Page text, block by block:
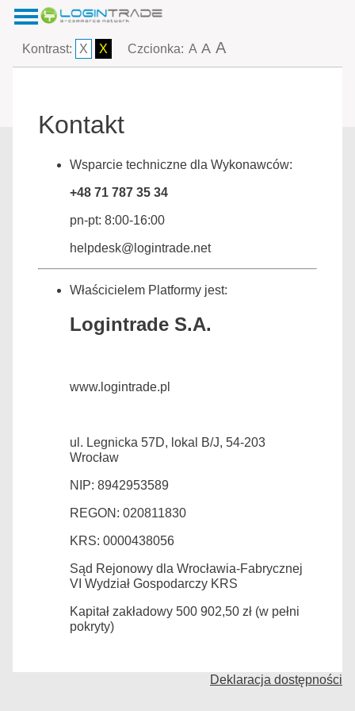
Kontrast: X X Czcionka: A A A
Kontakt
Wsparcie techniczne dla Wykonawców:
+48 71 787 35 34
pn-pt: 8:00-16:00
helpdesk@logintrade.net
Właścicielem Platformy jest:
Logintrade S.A.
www.logintrade.pl
ul. Legnicka 57D, lokal B/J, 54-203
Wrocław
NIP: 8942953589
REGON: 020811830
KRS: 0000438056
Sąd Rejonowy dla Wrocławia-Fabrycznej
VI Wydział Gospodarczy KRS
Kapitał zakładowy 500 902,50 zł (w pełni
pokryty)
Deklaracja dostępności